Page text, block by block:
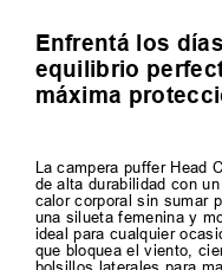
Enfrentá los
equilibrio
máxima
La campera puffer Head
de alta durabilidad con
calor corporal sin sumar
una silueta femenina y
ideal para cualquier
que bloquea el viento,